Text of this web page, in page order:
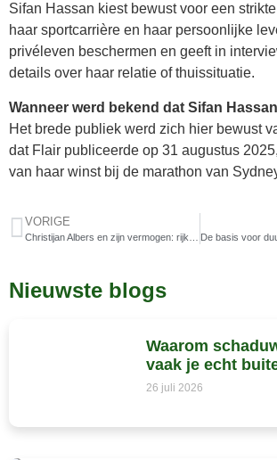
Sifan Hassan kiest bewust voor een
haar sportcarrière en haar persoonlijke
privéleven beschermen en geeft in
details over haar relatie of thuissituatie.
Wanneer werd bekend dat Sifan
Het brede publiek werd zich hier bewust
dat Flair publiceerde op 31 augustus
van haar winst bij de marathon van
VORIGE
Nieuwste blogs
Waarom
vaak je echt
26 juli 2026